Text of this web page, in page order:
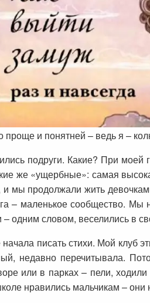
и понятней – ведь я –
подруги. Какие? При моей
же «ущербные»: самая
мы продолжали жить
– маленькое сообщество. Мы
одним словом, веселились в
писать стихи. Мой клуб
недавно перечитывала.
или в парках – пели,
нравились мальчикам – они